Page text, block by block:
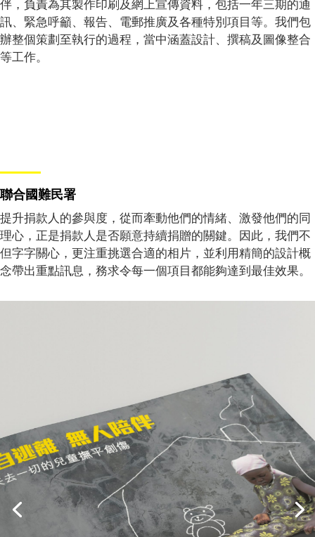
伴，負責為其製作印刷及網上宣傳資料，包括一年三期的通
訊、緊急呼籲、報告、電郵推廣及各種特別項目等。我們包
辦整個策劃至執行的過程，當中涵蓋設計、撰稿及圖像整合
等工作。
聯合國難民署
提升捐款人的參與度，從而牽動他們的情緒、激發他們的同
理心，正是捐款人是否願意持續捐贈的關鍵。因此，我們不
但字字關心，更注重挑選合適的相片，並利用精簡的設計概
念帶出重點訊息，務求令每一個項目都能夠達到最佳效果。